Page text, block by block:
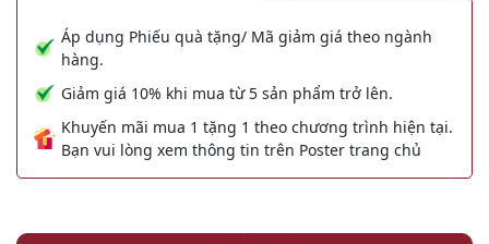
Áp dụng Phiếu quà tặng/ Mã giảm giá theo ngành
hàng.
Giảm giá 10% khi mua từ 5 sản phẩm trở lên.
Khuyến mãi mua 1 tặng 1 theo chương trình hiện tại.
Bạn vui lòng xem thông tin trên Poster trang chủ